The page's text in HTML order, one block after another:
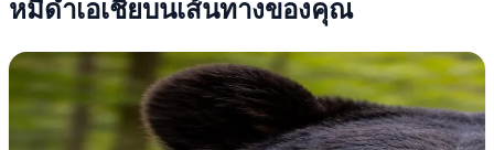
หมีดำเอเชียบนเส้นทางของคุณ